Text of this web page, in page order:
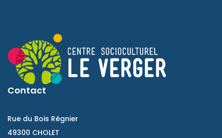
Contact
Rue du Bois Régnier
49300 CHOLET